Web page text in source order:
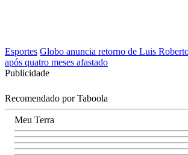
Esportes Globo anuncia retorno de Luis
após quatro meses afastado
Publicidade
Recomendado por Taboola
Meu Terra